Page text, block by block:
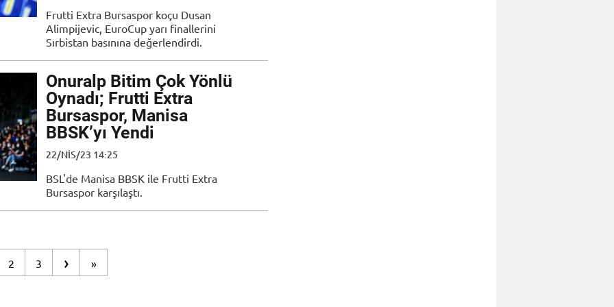
Frutti Extra Bursaspor koçu Dusan
Alimpijevic, EuroCup yarı finallerini
Sırbistan basınına değerlendirdi.
Onuralp Bitim Çok Yönlü
Oynadı; Frutti Extra
Bursaspor, Manisa
BBSK’yı Yendi
22/NIS/23 14:25
BSL'de Manisa BBSK ile Frutti Extra
Bursaspor karşılaştı.
2 3 › »